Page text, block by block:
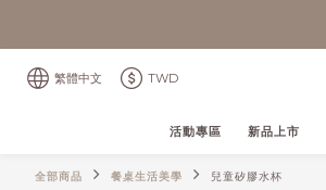
繁體中文 TWD
活動專區 新品上市
全部商品 餐桌生活美學 兒童矽膠水杯